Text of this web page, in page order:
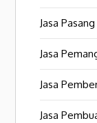
Jasa
Jasa
Jasa
Jasa